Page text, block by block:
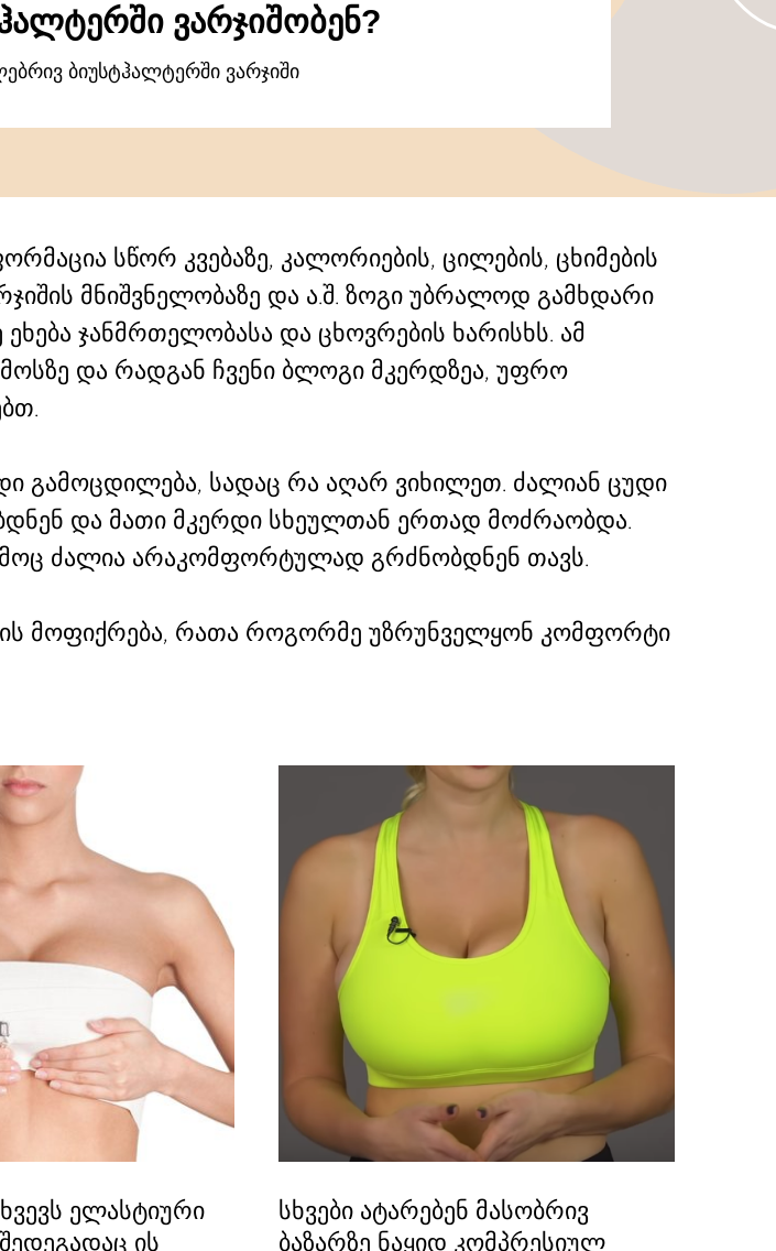
ვარჯიშობენ?
ბიუსტჰალტერში ვარჯიში
სწორ კვებაზე, კალორიების, ცილების, ცხიმების
მნიშვნელობაზე და ა.შ. ზოგი უბრალოდ გამხდარი
ჯანმრთელობასა და ცხოვრების ხარისხს. ამ
და რადგან ჩვენი ბლოგი მკერდზეა, უფრო
გამოცდილება, სადაც რა აღარ ვიხილეთ. ძალიან ცუდი
და მათი მკერდი სხეულთან ერთად მოძრაობდა.
ძალია არაკომფორტულად გრძნობდნენ თავს.
მოფიქრება, რათა როგორმე უზრუნველყონ კომფორტი
ელასტიური
ის
სხვები ატარებენ მასობრივ
ბაზარზე ნაყიდ კომპრესიულ